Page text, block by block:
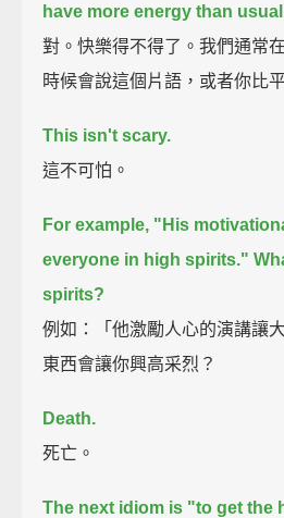
have more energy than
對。快樂得不得了。我們通常
時候會說這個片語，或者你比
This isn't scary.
這不可怕。
For example, "His
everyone in high spirits."
spirits?
例如：「他激勵人心的演講讓
東西會讓你興高采烈？
Death.
死亡。
The next idiom is "to get the